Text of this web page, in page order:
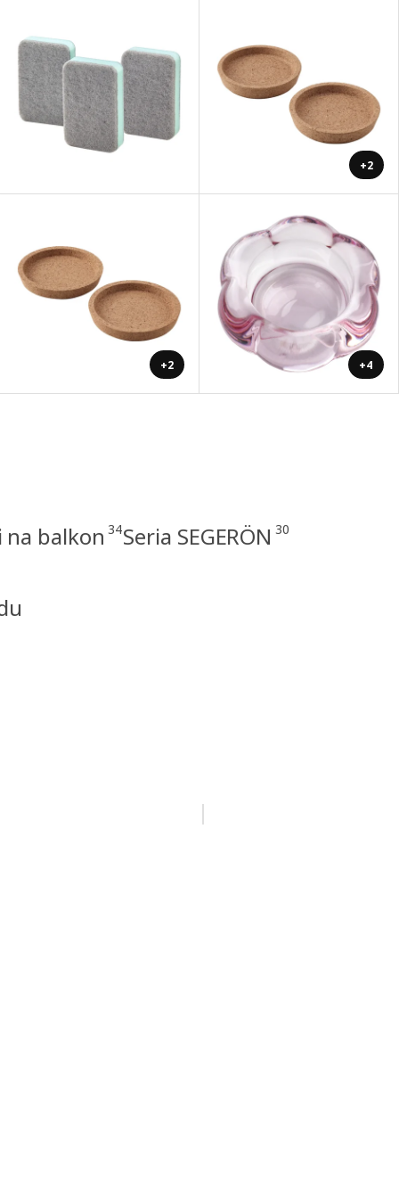
+2
+2 +4
na balkon 34Seria SEGERÖN 30